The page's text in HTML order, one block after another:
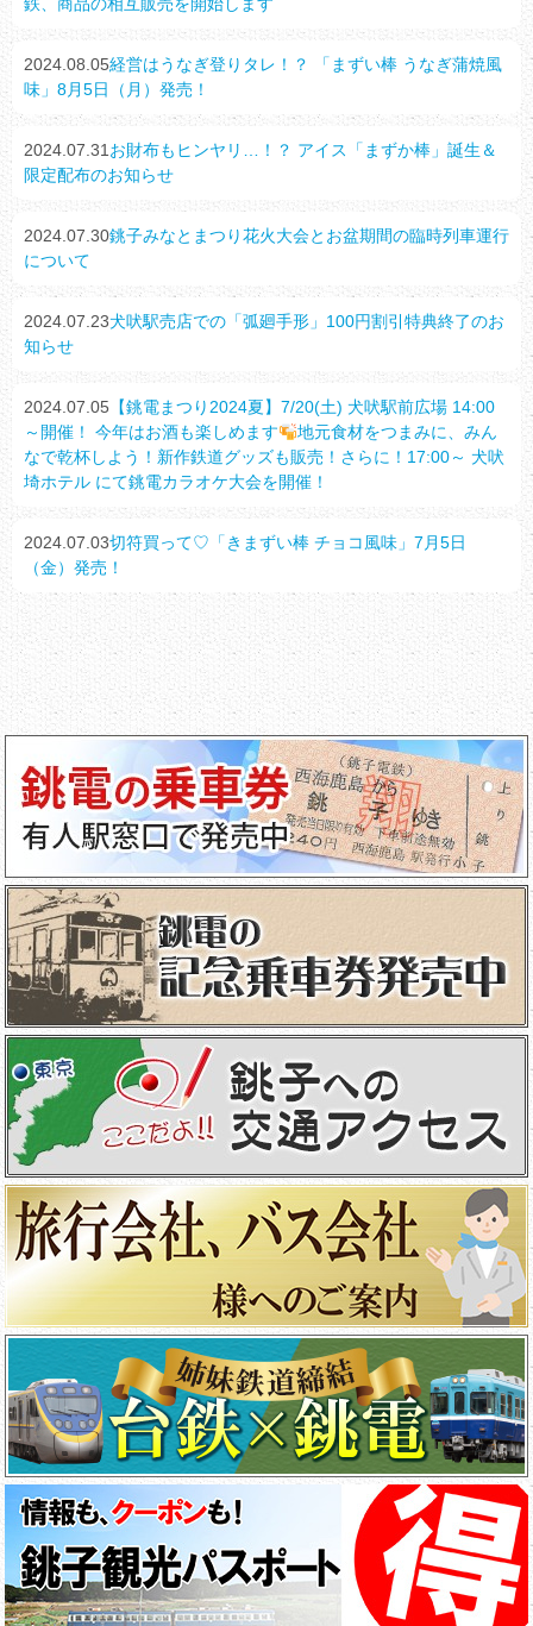
鉄、商品の相互販売を開始します
2024.08.05経営はうなぎ登りタレ！？ 「まずい棒 うなぎ蒲焼風
味」8月5日（月）発売！
2024.07.31お財布もヒンヤリ…！？ アイス「まずか棒」誕生＆
限定配布のお知らせ
2024.07.30銚子みなとまつり花火大会とお盆期間の臨時列車運行
について
2024.07.23犬吠駅売店での「弧廻手形」100円割引特典終了のお
知らせ
2024.07.05 【銚電まつり2024夏】7/20(土) 犬吠駅前広場 14:00
～開催！ 今年はお酒も楽しめます
地元食材をつまみに、みん
なで乾杯しよう！新作鉄道グッズも販売！さらに！17:00～ 犬吠
埼ホテル にて銚電カラオケ大会を開催！
2024.07.03切符買って♡「きまずい棒 チョコ風味」7月5日
（金）発売！